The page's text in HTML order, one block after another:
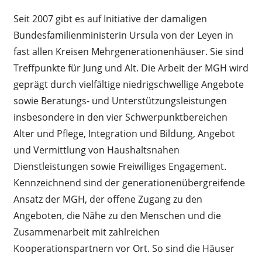
Seit 2007 gibt es auf Initiative der damaligen
Bundesfamilienministerin Ursula von der Leyen in
fast allen Kreisen Mehrgenerationenhäuser. Sie sind
Treffpunkte für Jung und Alt. Die Arbeit der MGH wird
geprägt durch vielfältige niedrigschwellige Angebote
sowie Beratungs- und Unterstützungsleistungen
insbesondere in den vier Schwerpunktbereichen
Alter und Pflege, Integration und Bildung, Angebot
und Vermittlung von Haushaltsnahen
Dienstleistungen sowie Freiwilliges Engagement.
Kennzeichnend sind der generationenübergreifende
Ansatz der MGH, der offene Zugang zu den
Angeboten, die Nähe zu den Menschen und die
Zusammenarbeit mit zahlreichen
Kooperationspartnern vor Ort. So sind die Häuser